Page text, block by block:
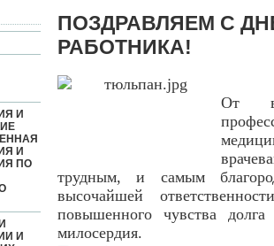
И
И
ПО
И
ПОЗДРАВЛЯЕМ С
РАБОТНИКА!
От
трудным, и самым
высочайшей
повышенного чувства
милосердия.